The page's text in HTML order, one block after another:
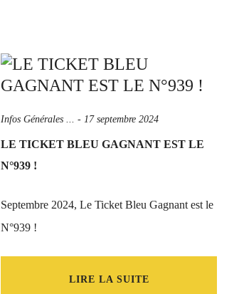
Infos Générales ... - 17 septembre 2024
LE TICKET BLEU GAGNANT EST LE
N°939 !
Septembre 2024, Le Ticket Bleu Gagnant est le
N°939 !
LIRE LA SUITE